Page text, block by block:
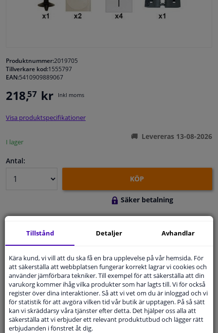
Bilvård & Tillbehör
Verkstad & Verktyg
Husbil, motorcykel, cykel & båt
Sensorer & Elsystem
Produktnummer:2019705
Tillverkare kod:1555797
EAN:5410909889067
218,57 kr Inkl moms
Visa produktspecifikationer
I lager
Levereras 13-08-2026
Antal:
KÖP
Säker betalning
Leverans inom 3 dagar
ExpertKundservice
Kundservice:Inte Tillgänglig Via Telefon
Ställ din fråga hos våra produktspecialister.
Frågor Och Svar
Tillstånd Detaljer Avhandlar
Kära kund, vi vill att du ska få en bra upplevelse på vår hemsida. För
att säkerställa att webbplatsen fungerar korrekt lagrar vi cookies och
använder jämförbara tekniker. Till exempel för att säkerställa att din
varukorg kommer ihåg vilka produkter som har lagts till. Vi för också
register över dina interaktioner. Så att vi vet om du är inloggad och vi
för statistik för att avgöra vilken tid vår butik är upptagen. På så sätt
kan vi skräddarsy våra tjänster efter detta. Det hjälper oss alla att
säkerställa att vi erbjuder ett relevant produktutbud och lägger rätt
erbjudanden i fönstret åt dig.